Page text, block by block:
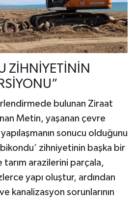
ZİHNİYETİNİN
bulunan Ziraat
Metin, yaşanan çevre
sonucu olduğunu
zihniyetinin başka bir
arazilerini parçala,
yapı oluştur, ardından
kanalizasyon sorunlarının